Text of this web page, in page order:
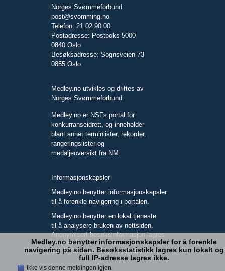
Norges Svømmeforbund
post@svomming.no
Telefon: 21 02 90 00
Postadresse: Postboks 5000
0840 Oslo
Besøksadresse: Sognsveien 73
0855 Oslo
Medley.no utvikles og driftes av
Norges Svømmeforbund.
Medley.no er NSFs portal for
konkurranseidrett, og inneholder
blant annet terminlister, rekorder,
rangeringslister og
medaljeoversikt fra NM.
Informasjonskapsler
Medley.no benytter informasjonskapsler
til å forenkle navigering i portalen.
Medley.no benytter en lokal tjeneste
til å analysere bruken av nettsiden.
Anonymisert besøksinformasjon lagres
kun lokalt.
Full IP-adresse blir ikke lagret.
Medley.no benytter informasjonskapsler for å forenkle
navigering på siden. Besøksstatistikk lagres kun lokalt og
full IP-adresse lagres ikke.
Ikke vis denne meldingen igjen.